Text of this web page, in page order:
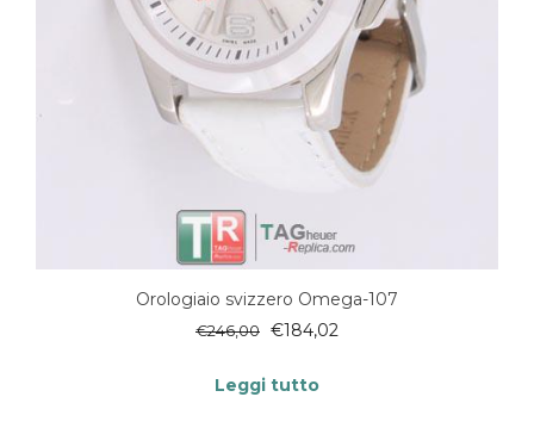
Orologiaio svizzero Omega-107
€246,00 €184,02
Leggi tutto